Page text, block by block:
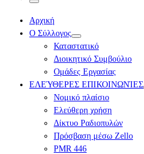
Μενού
Αρχική
Ο Σύλλογος
Καταστατικό
Διοικητικό Συμβούλιο
Ομάδες Εργασίας
ΕΛΕΎΘΕΡΕΣ ΕΠΙΚΟΙΝΩΝΊΕΣ
Νομικό πλαίσιο
Ελεύθερη χρήση
Δίκτυο Ραδιοπυλών
Πρόσβαση μέσω Zello
PMR 446